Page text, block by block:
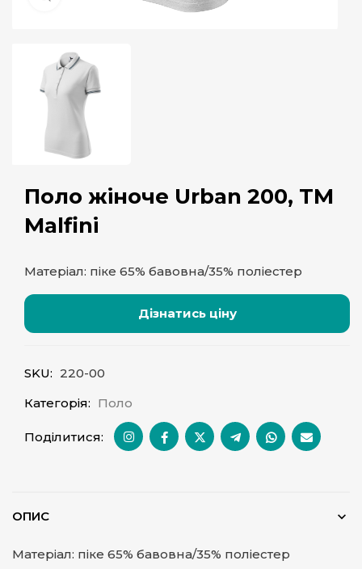
Поло жіноче Urban 200, TM
Malfini
Матеріал: піке 65% бавовна/35% поліестер
Дізнатись ціну
SKU: 220-00
Категорія: Поло
Поділитися:
ОПИС
Матеріал: піке 65% бавовна/35% поліестер